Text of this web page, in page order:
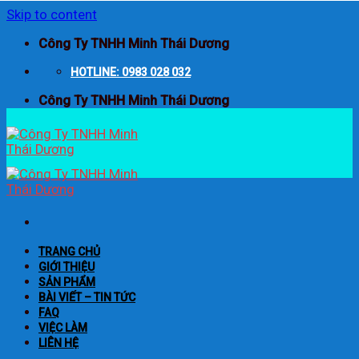
Skip to content
Công Ty TNHH Minh Thái Dương
HOTLINE: 0983 028 032
Công Ty TNHH Minh Thái Dương
TRANG CHỦ
GIỚI THIỆU
SẢN PHẨM
BÀI VIẾT – TIN TỨC
FAQ
VIỆC LÀM
LIÊN HỆ